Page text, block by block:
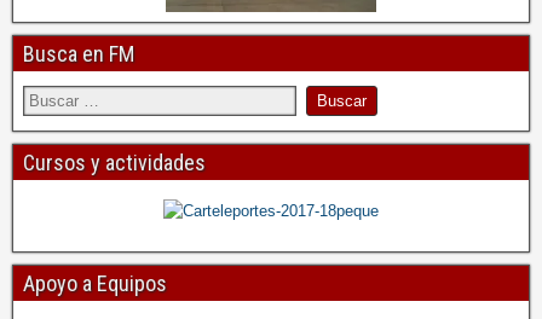
Busca en FM
Cursos y actividades
Apoyo a Equipos